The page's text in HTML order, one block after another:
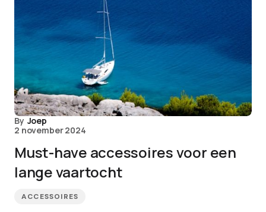
By Joep
2 november 2024
Must-have accessoires voor een
lange vaartocht
ACCESSOIRES